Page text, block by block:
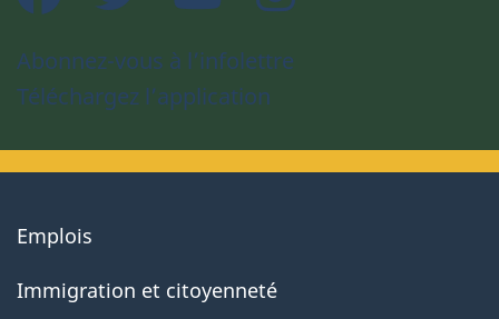
Abonnez-vous à l’infolettre
Téléchargez l’application
About
government
Emplois
Immigration et citoyenneté